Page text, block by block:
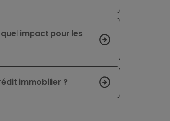
impact pour les
immobilier ?